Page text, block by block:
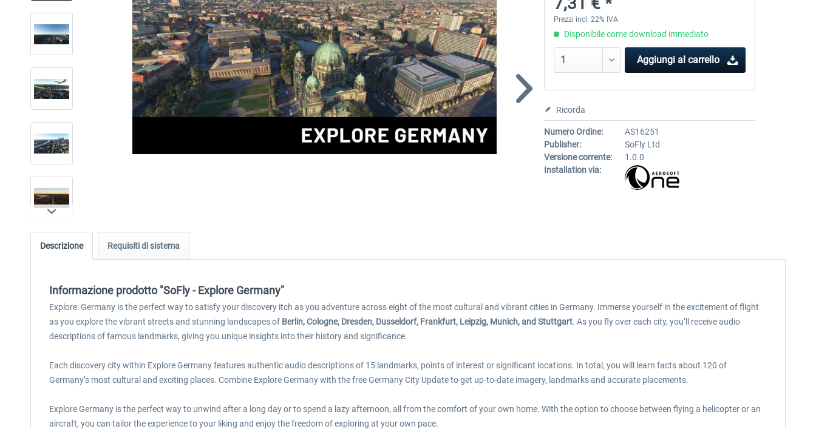
Prezzi incl. 22% IVA
Disponibile come download immediato
Aggiungi al carrello
Ricorda
Numero Ordine:
AS16251
Publisher:
SoFly Ltd
Versione corrente:
1.0.0
Installation via:
Descrizione Requisiti di sistema
Informazione prodotto "SoFly - Explore Germany"
Explore: Germany is the perfect way to satisfy your discovery itch as you adventure across eight of the most cultural and vibrant cities in Germany. Immerse yourself in the excitement of flight
as you explore the vibrant streets and stunning landscapes of Berlin, Cologne, Dresden, Dusseldorf, Frankfurt, Leipzig, Munich, and Stuttgart. As you fly over each city, you’ll receive audio
descriptions of famous landmarks, giving you unique insights into their history and significance.
Each discovery city within Explore Germany features authentic audio descriptions of 15 landmarks, points of interest or significant locations. In total, you will learn facts about 120 of
Germany’s most cultural and exciting places. Combine Explore Germany with the free Germany City Update to get up-to-date imagery, landmarks and accurate placements.
Explore Germany is the perfect way to unwind after a long day or to spend a lazy afternoon, all from the comfort of your own home. With the option to choose between flying a helicopter or an
aircraft, you can tailor the experience to your liking and enjoy the freedom of exploring at your own pace.